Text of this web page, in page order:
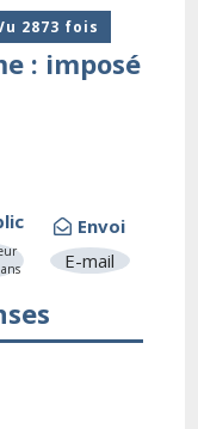
2873 fois
: imposé
Envoi
E-mail